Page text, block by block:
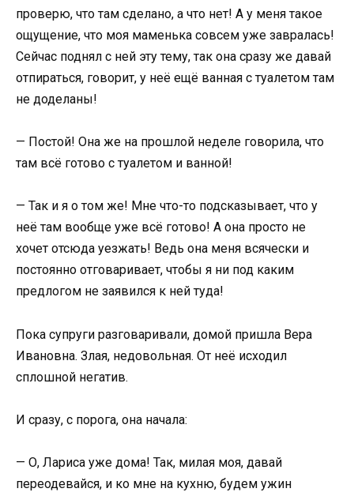
проверю, что там сделано, а что нет! А у меня такое
ощущение, что моя маменька совсем уже завралась!
Сейчас поднял с ней эту тему, так она сразу же давай
отпираться, говорит, у неё ещё ванная с туалетом там
не доделаны!
— Постой! Она же на прошлой неделе говорила, что
там всё готово с туалетом и ванной!
— Так и я о том же! Мне что-то подсказывает, что у
неё там вообще уже всё готово! А она просто не
хочет отсюда уезжать! Ведь она меня всячески и
постоянно отговаривает, чтобы я ни под каким
предлогом не заявился к ней туда!
Пока супруги разговаривали, домой пришла Вера
Ивановна. Злая, недовольная. От неё исходил
сплошной негатив.
И сразу, с порога, она начала:
— О, Лариса уже дома! Так, милая моя, давай
переодевайся, и ко мне на кухню, будем ужин